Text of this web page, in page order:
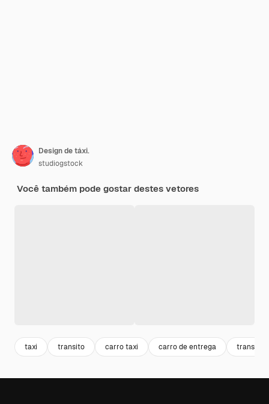
Design de táxi.
studiogstock
Você também pode gostar destes vetores
taxi transito carro taxi carro de entrega